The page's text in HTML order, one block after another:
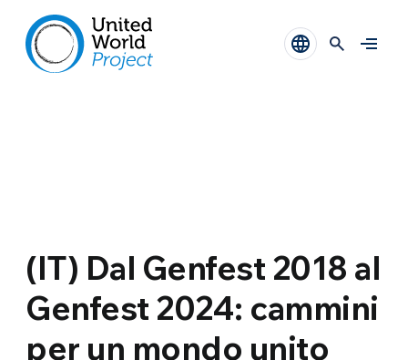
(IT) Dal Genfest 2018 al
Genfest 2024: cammini
per un mondo unito